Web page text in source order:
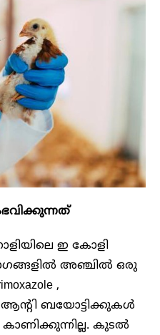
ഇ കോളി
അഞ്ചിൽ ഒരു
,
ആന്റി ബയോട്ടിക്കുകൾ
കുടൽ